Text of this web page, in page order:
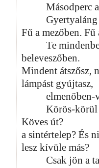
Másodperc
Gyertyaláng
Fű a mezőben. Fű
Te
beleveszőben.
Mindent átszősz,
lámpást gyújtasz,
elmenőben-
Körös-körül
Köves út?
a sintértelep? És
lesz kívüle más?
Csak jön a